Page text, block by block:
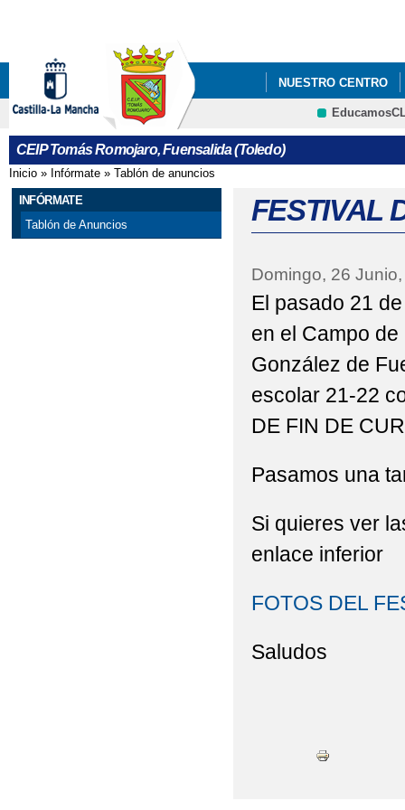
NUESTRO CENTRO
CEIP Tomás Romojaro, Fuensalida (Toledo)
Se encuentra usted aquí
Inicio » Infórmate » Tablón de anuncios
INFÓRMATE
Tablón de Anuncios
FESTIVAL
Domingo, 26
El pasado 21
en el Campo
González de
escolar 21-22
DE FIN DE
Pasamos una
Si quieres ver
enlace inferior
FOTOS DEL
Saludos